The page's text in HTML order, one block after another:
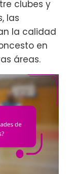
clubes y
las
la calidad
en
áreas.